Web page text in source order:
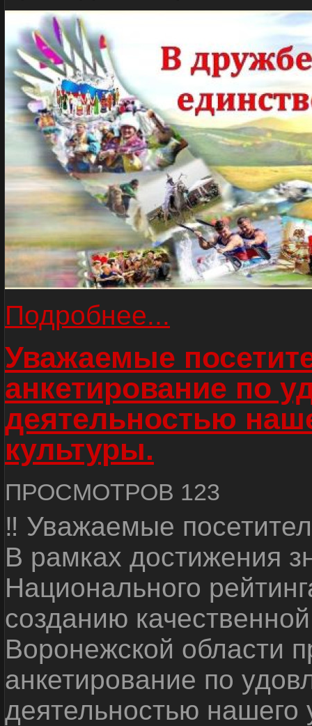
Подробнее...
Уважаемые
анкетирование по
деятельностью
культуры.
ПРОСМОТРОВ 123
‼ Уважаемые
В рамках достижения
Национального
созданию
Воронежской области
анкетирование по
деятельностью нашего